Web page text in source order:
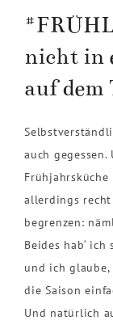
nicht in
auf dem
auch
Frühjahrsküche
allerdings
begrenzen:
Beides hab‘
und ich glaube,
die Saison
Und natürlich